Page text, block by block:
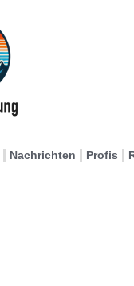
Nachrichten Profis